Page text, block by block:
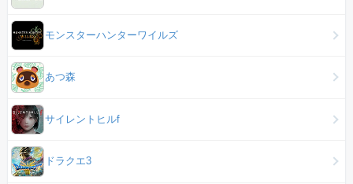
モンスターハンターワイルズ
あつ森
サイレントヒルf
ドラクエ3